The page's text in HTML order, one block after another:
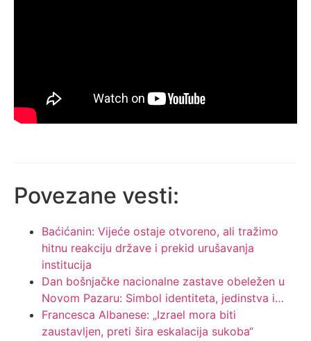
Povezane vesti:
Baćićanin: Vijeće ostaje otvoreno, ali tražimo
hitnu reakciju države i prekid urušavanja
institucija
Dan bošnjačke nacionalne zastave obeležen u
Novom Pazaru: Simbol identiteta, jedinstva i…
Francesca Albanese: „Izrael mora biti
zaustavljen, preti šira eskalacija sukoba“